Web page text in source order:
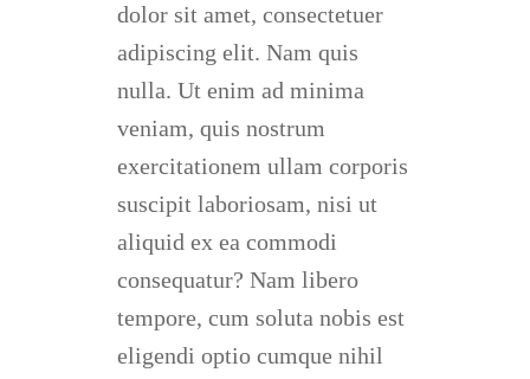
dolor sit amet, consectetuer
adipiscing elit. Nam quis
nulla. Ut enim ad minima
veniam, quis nostrum
exercitationem ullam corporis
suscipit laboriosam, nisi ut
aliquid ex ea commodi
consequatur? Nam libero
tempore, cum soluta nobis est
eligendi optio cumque nihil